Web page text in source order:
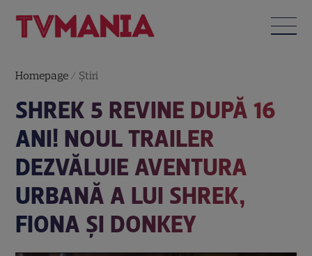
Homepage / Știri
SHREK 5 REVINE DUPĂ 16
ANI! NOUL TRAILER
DEZVĂLUIE AVENTURA
URBANĂ A LUI SHREK,
FIONA ȘI DONKEY